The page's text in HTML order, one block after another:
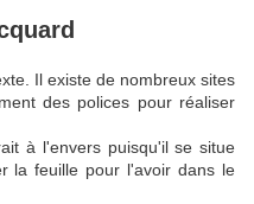
Il existe de nombreux sites
des polices pour réaliser
à l'envers puisqu'il se situe
la feuille pour l'avoir dans le